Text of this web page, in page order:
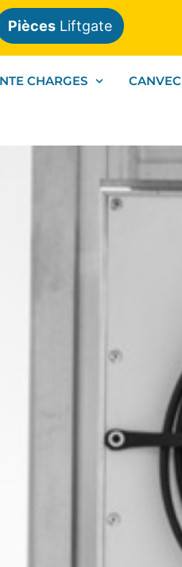
Pièces Liftgate
CHARGES CANVEC